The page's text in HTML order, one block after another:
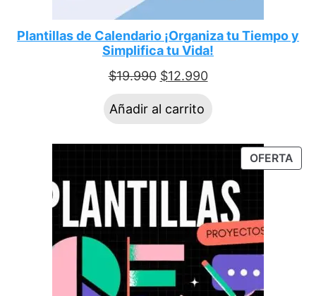
Plantillas de Calendario ¡Organiza tu Tiempo y
Simplifica tu Vida!
$19.990 $12.990
Añadir al carrito
OFERTA